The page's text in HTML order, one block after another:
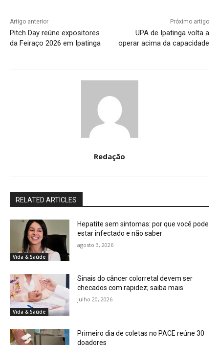
Artigo anterior
Pitch Day reúne expositores
da Feiraço 2026 em Ipatinga
Próximo artigo
UPA de Ipatinga volta a
operar acima da capacidade
Redação
RELATED ARTICLES
Vida & Saúde
Hepatite sem sintomas: por que você pode
estar infectado e não saber
agosto 3, 2026
Vida & Saúde
Sinais do câncer colorretal devem ser
checados com rapidez; saiba mais
julho 20, 2026
Primeiro dia de coletas no PACE reúne 30
doadores